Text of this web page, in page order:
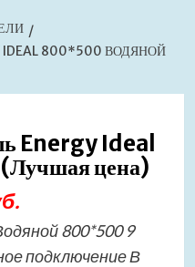
800*500 ВОДЯНОЙ
Energy Ideal
цена)
800*500 9
подключение В